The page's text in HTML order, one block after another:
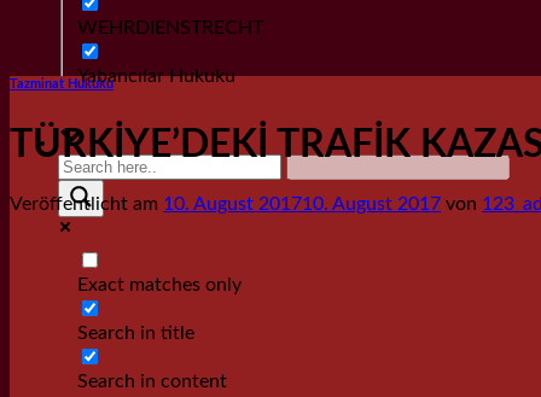
WEHRDIENSTRECHT
Yabancılar Hukuku
Exact matches only
Search in title
Search in content
Tazminat Hukuku
TÜRKİYE’DEKİ TRAFİK
Veröffentlicht am 10. August 201710. August 2017 von